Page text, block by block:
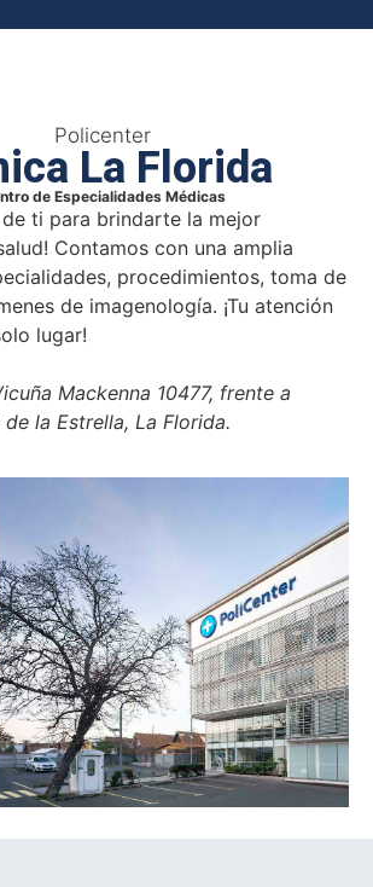
Policenter
La Florida
de Especialidades Médicas
de ti para brindarte la mejor
Contamos con una amplia
procedimientos, toma de
de imagenología. ¡Tu atención
lugar!
Mackenna 10477, frente a
la Estrella, La Florida.